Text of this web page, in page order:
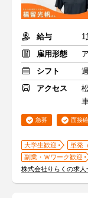
給与
1
雇用形態
シフト
アクセス
急募 面接
大学生歓迎 単発
副業・Ｗワーク歓迎
株式会社りらくの求人